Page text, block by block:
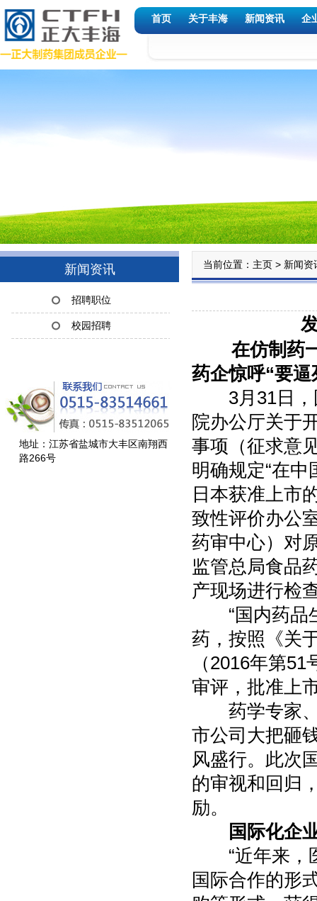
首页 关于丰海 新闻资讯 企
新闻资讯
招聘职位
校园招聘
地址：江苏省盐城市大丰区南翔西
路266号
当前位置： 主页 > 新闻资
在仿制药一
药企惊呼“要
3月31日，
院办公厅关于
事项（征求意
明确规定“在
日本获准上市
致性评价办公
药审中心）对
监管总局食品
产现场进行检
“国内药品生
药，按照《关
（2016年第
审评，批准上
药学专家、
市公司大把砸
风盛行。此次
的审视和回归
励。
国际化企
“近年来，医
国际合作的形